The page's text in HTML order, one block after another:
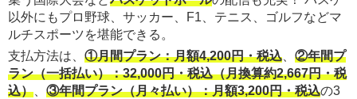
以外にもプロ野球、サッカー、F1、テニス、ゴルフなどマ
ルチスポーツを堪能できる。
支払方法は、 ①月間プラン：月額4,200円・税込
②年間プ
ラン（一括払い）：32,000円・税込（月換算約2,667円・税
込）
③年間プラン（月々払い）：月額3,200円・税込の3